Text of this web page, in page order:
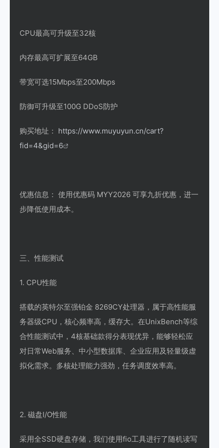
CPU最高可升级至32核
内存最高可扩展至64GB
带宽可选15Mbps至200Mbps
防御可升级至100G DDoS防护
购买地址： https://www.muyuyun.cn/cart?
fid=4&gid=6
优惠信息： 使用优惠码 MYY2026 可享九折优惠，进一
步降低使用成本。
三、性能测试
1. CPU性能
搭载的英特尔至强铂金 8269CY处理器，属于高性能服
务器级CPU，核心频率高，缓存大。在UnixBench等综
合性能测试中，4核基础款得分表现优异，能够轻松应
对日常Web服务、中小型数据库、企业应用及轻量级虚
拟化需求。多核处理能力强劲，任务调度效率高。
2. 磁盘I/O性能
采用全SSD硬盘存储，我们使用fio工具进行了随机读写